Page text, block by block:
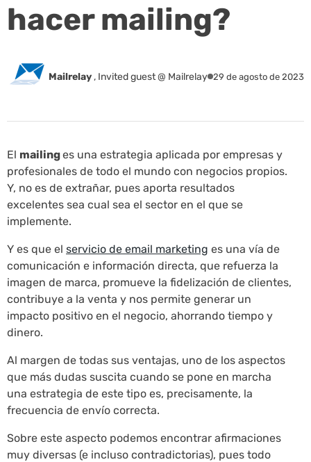
hacer mailing?
Mailrelay , Invited guest @ Mailrelay 29 de agosto de 2023
El mailinges una estrategia aplicada por empresas y
profesionales de todo el mundo con negocios propios.
Y, no es de extrañar, pues aporta resultados
excelentes sea cual sea el sector en el que se
implemente.
Y es que el servicio de email marketing es una vía de
comunicación e información directa, que refuerza la
imagen de marca, promueve la fidelización de clientes,
contribuye a la venta y nos permite generar un
impacto positivo en el negocio, ahorrando tiempo y
dinero.
Al margen de todas sus ventajas, uno de los aspectos
que más dudas suscita cuando se pone en marcha
una estrategia de este tipo es, precisamente, la
frecuencia de envío correcta.
Sobre este aspecto podemos encontrar afirmaciones
muy diversas (e incluso contradictorias), pues todo